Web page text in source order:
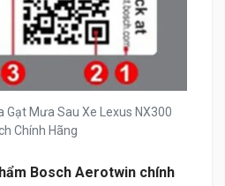
Gạt Mưa Sau Xe Lexus NX300
Chính Hãng
Bosch Aerotwin chính